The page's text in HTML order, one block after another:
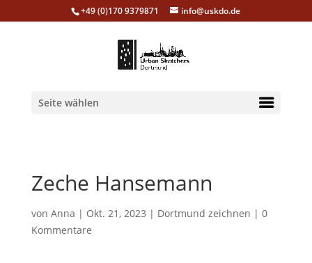
+49 (0)170 9379871 info@uskdo.de
Seite wählen
Zeche Hansemann
von Anna | Okt. 21, 2023 | Dortmund zeichnen | 0
Kommentare